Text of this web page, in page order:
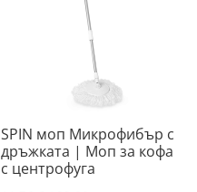
SPIN моп Микрофибър с
дръжката | Моп за кофа
с центрофуга